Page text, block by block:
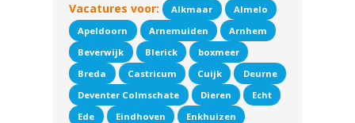
Vacatures voor: Alkmaar
Almelo
Apeldoorn
Arnemuiden
Arnhem
Beverwijk
Blerick
boxmeer
Breda
Castricum Cuijk
Deurne
Deventer Colmschate
Dieren
Echt
Ede
Eindhoven
Enkhuizen